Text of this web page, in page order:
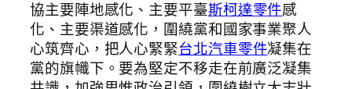
協主要陣地感化、主要平臺斯柯達零件感
化、主要渠道感化，圍繞黨和國家事業聚人
心筑齊心，把人心緊緊台北汽車零件凝集在
黨的旗幟下。要為堅定不移走在前廣泛凝集